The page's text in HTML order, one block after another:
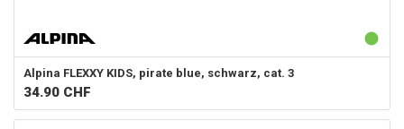
Alpina FLEXXY KIDS, pirate blue, schwarz, cat. 3
34.90 CHF